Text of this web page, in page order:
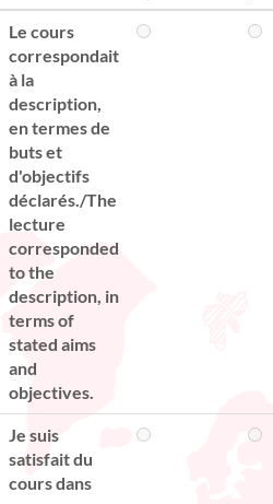
Le cours
correspondait
à la
description,
en termes de
buts et
d'objectifs
déclarés./The
lecture
corresponded
to the
description, in
terms of
stated aims
and
objectives.
Je suis
satisfait du
cours dans